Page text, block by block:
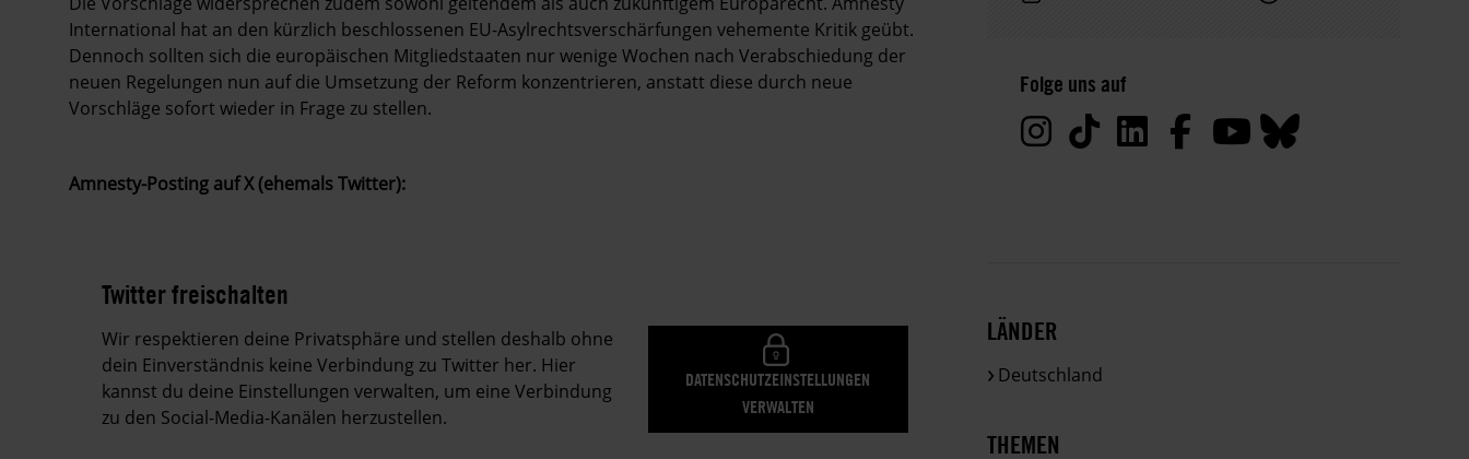
International hat an den kürzlich beschlossenen EU-Asylrechtsverschärfungen vehemente Kritik geübt.
Dennoch sollten sich die europäischen Mitgliedstaaten nur wenige Wochen nach Verabschiedung der
neuen Regelungen nun auf die Umsetzung der Reform konzentrieren, anstatt diese durch neue
Vorschläge sofort wieder in Frage zu stellen.
Amnesty-Posting auf X (ehemals Twitter):
Twitter freischalten
Wir respektieren deine Privatsphäre und stellen deshalb ohne
dein Einverständnis keine Verbindung zu Twitter her. Hier
kannst du deine Einstellungen verwalten, um eine Verbindung
zu den Social-Media-Kanälen herzustellen.
DATENSCHUTZEINSTELLUNGEN
VERWALTEN
Daten
werden
Folge uns auf
LÄNDER
Deutschland
THEMEN